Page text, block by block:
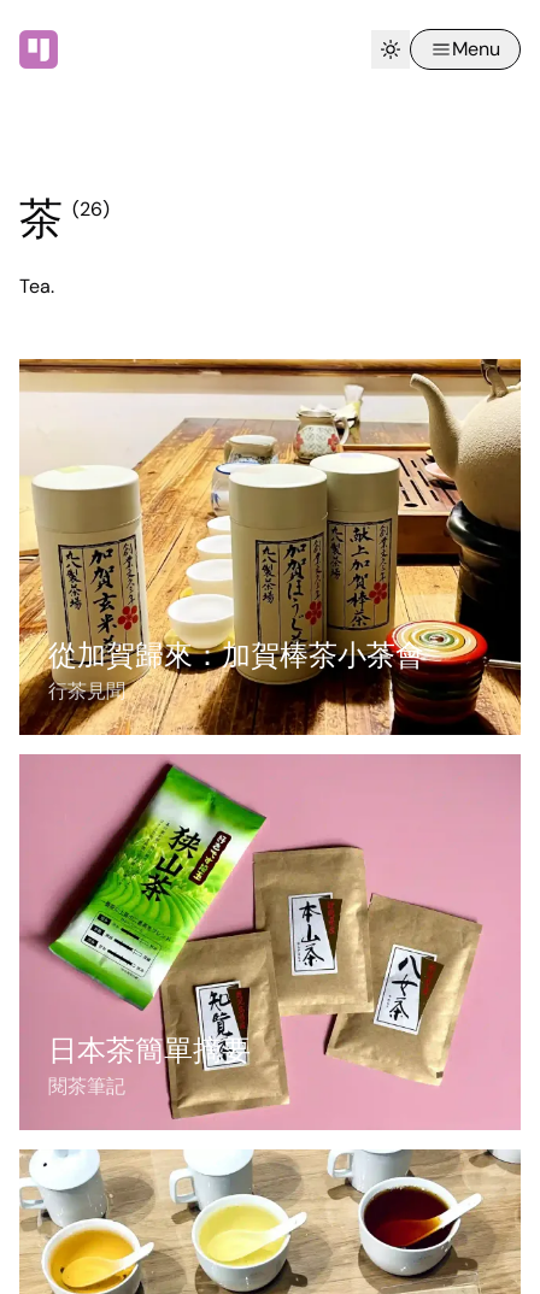
Menu
茶 (26)
Tea.
從加賀歸來：加賀棒茶小茶會
行茶見聞
日本茶簡單摘要
閱茶筆記